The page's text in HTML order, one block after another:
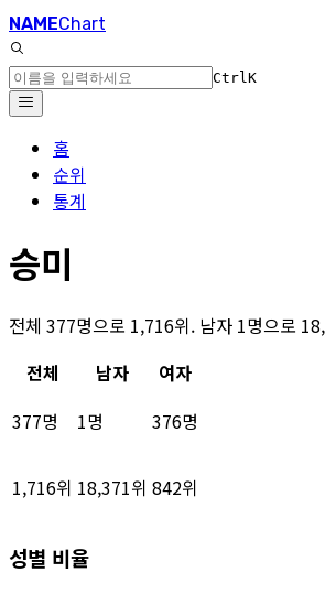
NAMEChart
CtrlK
홈
순위
통계
승미
전체 377명으로 1,716위. 남자 1명으로
전체
남자
여자
377명
1명 376명
1,716위 18,371위 842위
성별 비율